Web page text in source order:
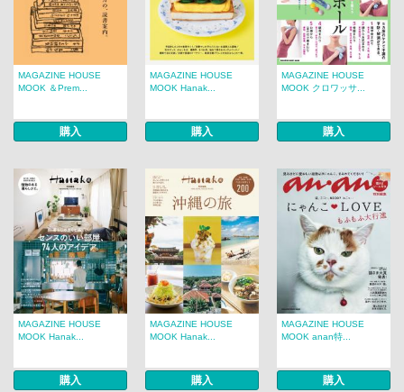
MAGAZINE HOUSE
MOOK ＆Prem...
購入
MAGAZINE HOUSE
MOOK Hanak...
購入
MAGAZINE HOUSE
MOOK クロワッサ...
購入
MAGAZINE HOUSE
MOOK Hanak...
購入
MAGAZINE HOUSE
MOOK Hanak...
購入
MAGAZINE HOUSE
MOOK anan特...
購入